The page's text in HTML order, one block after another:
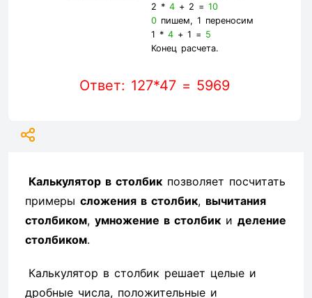
2 *4 + 2 =10
0 пишем, 1 переносим
1 *4 + 1 = 5
Конец расчета.
Ответ: 127*47 = 5969
Калькулятор в столбик позволяет посчитать
примеры сложения в столбик, вычитания
столбиком, умножение в столбик и деление
столбиком.
Калькулятор в столбик решает целые и
дробные числа, положительные и